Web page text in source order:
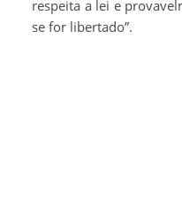
respeita a lei e
se for libertado”.